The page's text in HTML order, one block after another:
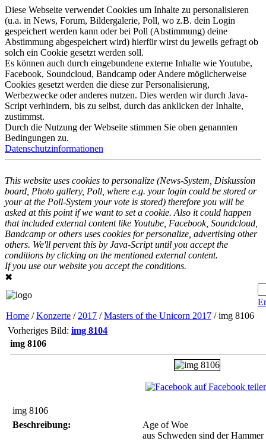
Diese Webseite verwendet Cookies um Inhalte zu personalisieren
(u.a. in News, Forum, Bildergalerie, Poll, wo z.B. dein Login
gespeichert werden kann oder bei Poll (Abstimmung) deine
Abstimmung abgespeichert wird) hierfür wirst du jeweils gefragt ob
solch ein Cookie gesetzt werden soll.
Es können auch durch eingebundene externe Inhalte wie Youtube,
Facebook, Soundcloud, Bandcamp oder Andere möglicherweise
Cookies gesetzt werden die diese zur Personalisierung,
Werbezwecke oder anderes nutzen. Dies werden wir durch Java-
Script verhindern, bis zu selbst, durch das anklicken der Inhalte,
zustimmst.
Durch die Nutzung der Webseite stimmen Sie oben genannten
Bedingungen zu.
Datenschutzinformationen
This website uses cookies to personalize (News-System, Diskussion
board, Photo gallery, Poll, where e.g. your login could be stored or
your at the Poll-System your vote is stored) therefore you will be
asked at this point if we want to set a cookie. Also it could happen
that included external content like Youtube, Facebook, Soundcloud,
Bandcamp or others uses cookies for personalize, advertising other
others. We'll pervent this by Java-Script until you accept the
conditions by clicking on the mentioned external content.
If you use our website you accept the conditions.
✖
Home /Konzerte / 2017 /Masters of the Unicorn 2017 / img 8106
Vorheriges Bild: img 8104
img 8106
auf Facebook
img 8106
Beschreibung:
Age of Woe
aus Schweden sind der Hammer